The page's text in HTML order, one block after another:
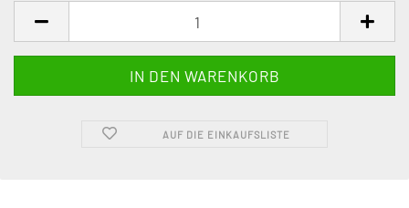
AUF DIE EINKAUFSLISTE